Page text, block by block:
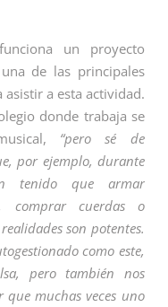
un proyecto
de las principales
a esta actividad.
donde trabaja se
“pero sé de
por ejemplo, durante
tenido que armar
comprar cuerdas o
son potentes.
como este,
pero también nos
muchas veces uno